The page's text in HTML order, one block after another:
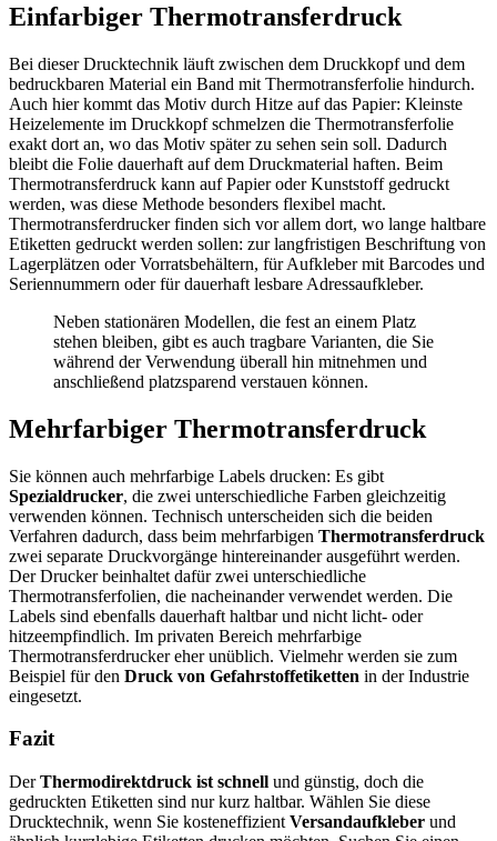
Einfarbiger Thermotransferdruck
Bei dieser Drucktechnik läuft zwischen dem Druckkopf und dem
bedruckbaren Material ein Band mit Thermotransferfolie hindurch.
Auch hier kommt das Motiv durch Hitze auf das Papier: Kleinste
Heizelemente im Druckkopf schmelzen die Thermotransferfolie
exakt dort an, wo das Motiv später zu sehen sein soll. Dadurch
bleibt die Folie dauerhaft auf dem Druckmaterial haften. Beim
Thermotransferdruck kann auf Papier oder Kunststoff gedruckt
werden, was diese Methode besonders flexibel macht.
Thermotransferdrucker finden sich vor allem dort, wo lange haltbare
Etiketten gedruckt werden sollen: zur langfristigen Beschriftung von
Lagerplätzen oder Vorratsbehältern, für Aufkleber mit Barcodes und
Seriennummern oder für dauerhaft lesbare Adressaufkleber.
Neben stationären Modellen, die fest an einem Platz
stehen bleiben, gibt es auch tragbare Varianten, die Sie
während der Verwendung überall hin mitnehmen und
anschließend platzsparend verstauen können.
Mehrfarbiger Thermotransferdruck
Sie können auch mehrfarbige Labels drucken: Es gibt
Spezialdrucker, die zwei unterschiedliche Farben gleichzeitig
verwenden können. Technisch unterscheiden sich die beiden
Verfahren dadurch, dass beim mehrfarbigen Thermotransferdruck
zwei separate Druckvorgänge hintereinander ausgeführt werden.
Der Drucker beinhaltet dafür zwei unterschiedliche
Thermotransferfolien, die nacheinander verwendet werden. Die
Labels sind ebenfalls dauerhaft haltbar und nicht licht- oder
hitzeempfindlich. Im privaten Bereich mehrfarbige
Thermotransferdrucker eher unüblich. Vielmehr werden sie zum
Beispiel für den Druck von Gefahrstoffetiketten in der Industrie
eingesetzt.
Fazit
DerThermodirektdruck ist schnell und günstig, doch die
gedruckten Etiketten sind nur kurz haltbar. Wählen Sie diese
Drucktechnik, wenn Sie kosteneffizient Versandaufkleber und